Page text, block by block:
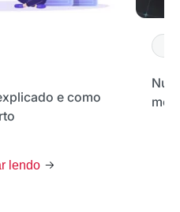
e como
lendo